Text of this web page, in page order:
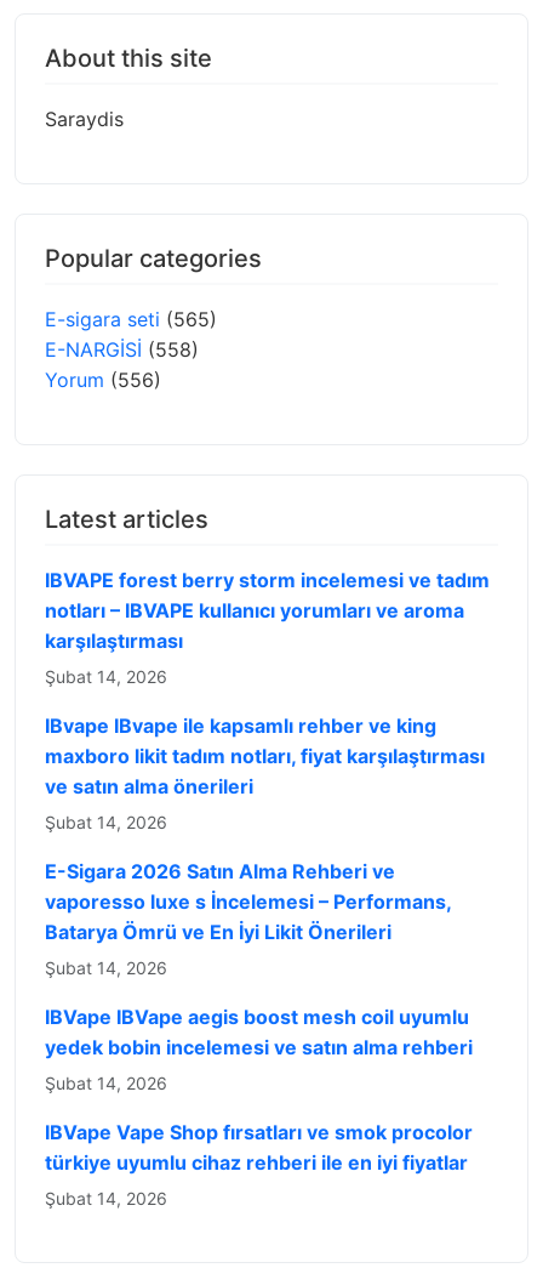
About this site
Saraydis
Popular categories
E-sigara seti (565)
E-NARGİSİ (558)
Yorum (556)
Latest articles
IBVAPE forest berry storm incelemesi ve tadım
notları – IBVAPE kullanıcı yorumları ve aroma
karşılaştırması
Şubat 14, 2026
IBvape IBvape ile kapsamlı rehber ve king
maxboro likit tadım notları, fiyat karşılaştırması
ve satın alma önerileri
Şubat 14, 2026
E-Sigara 2026 Satın Alma Rehberi ve
vaporesso luxe s İncelemesi – Performans,
Batarya Ömrü ve En İyi Likit Önerileri
Şubat 14, 2026
IBVape IBVape aegis boost mesh coil uyumlu
yedek bobin incelemesi ve satın alma rehberi
Şubat 14, 2026
IBVape Vape Shop fırsatları ve smok procolor
türkiye uyumlu cihaz rehberi ile en iyi fiyatlar
Şubat 14, 2026